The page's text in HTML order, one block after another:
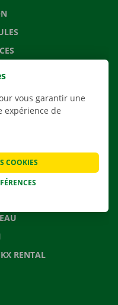
RENTAL
vous garantir une
expérience de
COOKIES